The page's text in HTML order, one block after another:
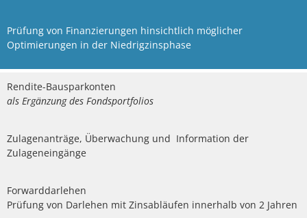
Prüfung von Finanzierungen hinsichtlich möglicher
Optimierungen in der Niedrigzinsphase
Rendite-Bausparkonten
als Ergänzung des Fondsportfolios
Zulagenanträge, Überwachung und Information der
Zulageneingänge
Forwarddarlehen
Prüfung von Darlehen mit Zinsabläufen innerhalb von 2 Jahren